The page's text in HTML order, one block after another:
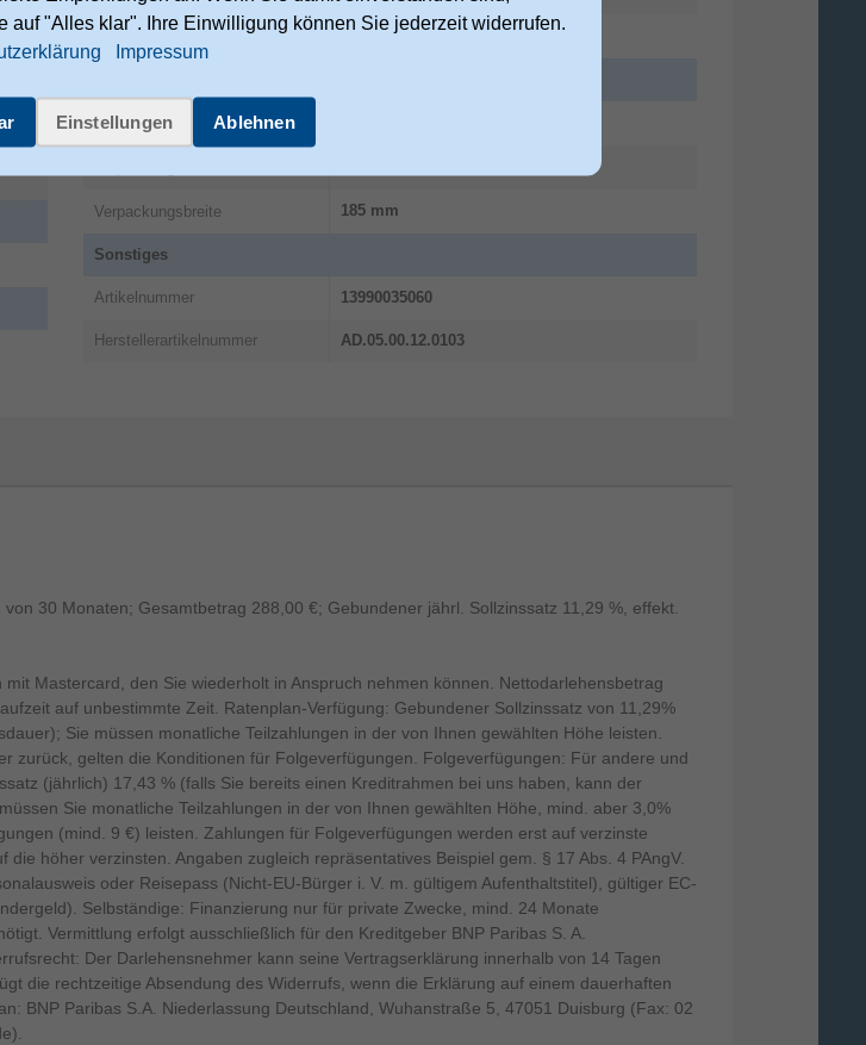
Ninebot by Segway
Verpackungstiefe
Verpackungsbreite 185 mm
Sonstiges
Artikelnummer 13990035060
Herstellerartikelnummer AD.05.00.12.0103
30 Monaten; Gesamtbetrag 288,00 €; Gebundener jährl. Sollzinssatz 11,29 %, effekt.
Mastercard, den Sie wiederholt in Anspruch nehmen können. Nettodarlehensbetrag
auf unbestimmte Zeit. Ratenplan-Verfügung: Gebundener Sollzinssatz von 11,29%
Sie müssen monatliche Teilzahlungen in der von Ihnen gewählten Höhe leisten.
zurück, gelten die Konditionen für Folgeverfügungen. Folgeverfügungen: Für andere und
(jährlich) 17,43 % (falls Sie bereits einen Kreditrahmen bei uns haben, kann der
Sie monatliche Teilzahlungen in der von Ihnen gewählten Höhe, mind. aber 3,0%
(mind. 9 €) leisten. Zahlungen für Folgeverfügungen werden erst auf verzinste
höher verzinsten. Angaben zugleich repräsentatives Beispiel gem. § 17 Abs. 4 PAngV.
oder Reisepass (Nicht-EU-Bürger i. V. m. gültigem Aufenthaltstitel), gültiger EC-
Selbständige: Finanzierung nur für private Zwecke, mind. 24 Monate
Vermittlung erfolgt ausschließlich für den Kreditgeber BNP Paribas S. A.
Der Darlehensnehmer kann seine Vertragserklärung innerhalb von 14 Tagen
die rechtzeitige Absendung des Widerrufs, wenn die Erklärung auf einem dauerhaften
BNP Paribas S.A. Niederlassung Deutschland, Wuhanstraße 5, 47051 Duisburg (Fax: 02
).
auf "Alles klar". Ihre Einwilligung können Sie jederzeit widerrufen.
Impressum
Einstellungen Ablehnen